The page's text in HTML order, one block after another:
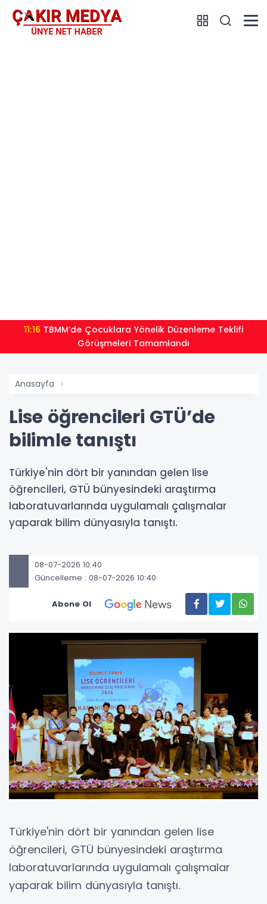
11:16
Görüşmeleri Tamamlandı
Anasayfa
Lise öğrencileri GTÜ’de
bilimle tanıştı
Türkiye'nin dört bir yanından gelen lise
öğrencileri, GTÜ bünyesindeki araştırma
laboratuvarlarında uygulamalı çalışmalar
yaparak bilim dünyasıyla tanıştı.
08-07-2026 10:40
Güncelleme : 08-07-2026 10:40
Abone Ol
Türkiye'nin dört bir yanından gelen lise
öğrencileri, GTÜ bünyesindeki araştırma
laboratuvarlarında uygulamalı çalışmalar
yaparak bilim dünyasıyla tanıştı.